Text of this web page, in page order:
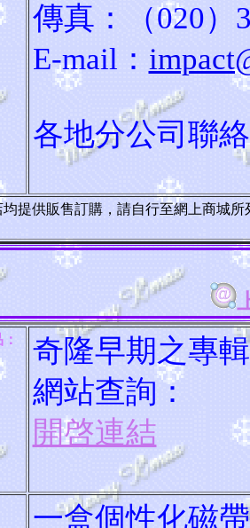
傳真：（020）
E-mail：
各地分公司聯
提供販售訂購，請自行至網上商城
奇隆早期之專
網站查詢：
開啓連結
一盒個性化磁